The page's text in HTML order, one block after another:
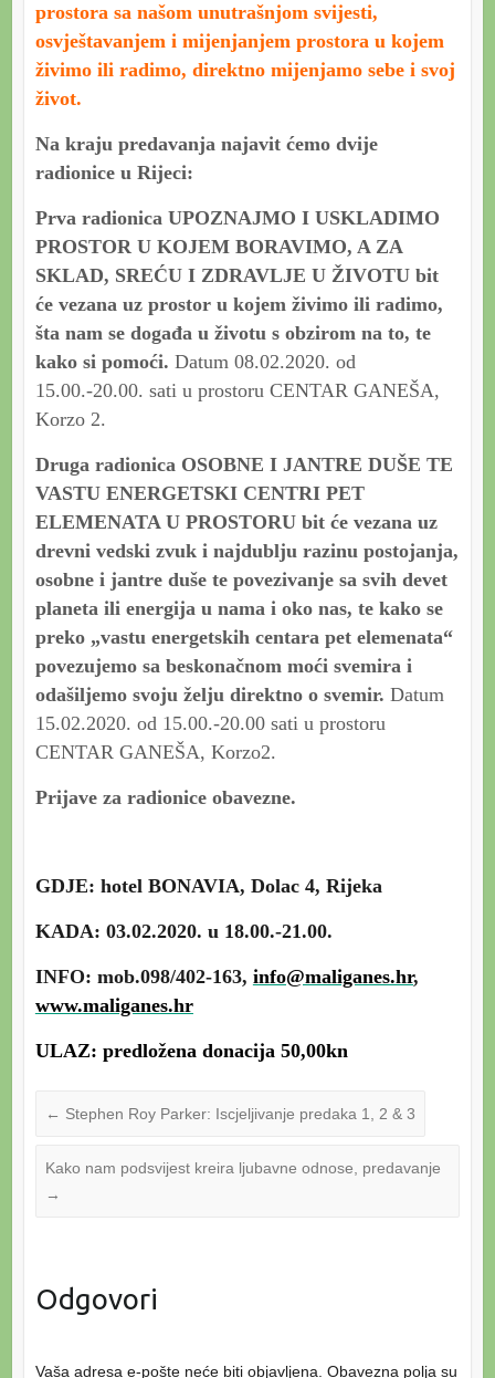
prostora sa našom unutrašnjom svijesti,
osvještavanjem i mijenjanjem prostora u kojem
živimo ili radimo, direktno mijenjamo sebe i svoj
život.
Na kraju predavanja najavit ćemo dvije
radionice u Rijeci:
Prva radionica UPOZNAJMO I USKLADIMO
PROSTOR U KOJEM BORAVIMO, A ZA
SKLAD, SREĆU I ZDRAVLJE U ŽIVOTU bit
će vezana uz prostor u kojem živimo ili radimo,
šta nam se događa u životu s obzirom na to, te
kako si pomoći. Datum 08.02.2020. od
15.00.-20.00. sati u prostoru CENTAR GANEŠA,
Korzo 2.
Druga radionica OSOBNE I JANTRE DUŠE TE
VASTU ENERGETSKI CENTRI PET
ELEMENATA U PROSTORU bit će vezana uz
drevni vedski zvuk i najdublju razinu postojanja,
osobne i jantre duše te povezivanje sa svih devet
planeta ili energija u nama i oko nas, te kako se
preko „vastu energetskih centara pet elemenata“
povezujemo sa beskonačnom moći svemira i
odašiljemo svoju želju direktno o svemir. Datum
15.02.2020. od 15.00.-20.00 sati u prostoru
CENTAR GANEŠA, Korzo2.
Prijave za radionice obavezne.
GDJE: hotel BONAVIA, Dolac 4, Rijeka
KADA: 03.02.2020. u 18.00.-21.00.
INFO: mob.098/402-163, info@maliganes.hr,
www.maliganes.hr
ULAZ: predložena donacija 50,00kn
← Stephen Roy Parker: Iscjeljivanje predaka 1, 2 & 3
Kako nam podsvijest kreira ljubavne odnose, predavanje
→
Odgovori
Vaša adresa e-pošte neće biti objavljena. Obavezna polja su